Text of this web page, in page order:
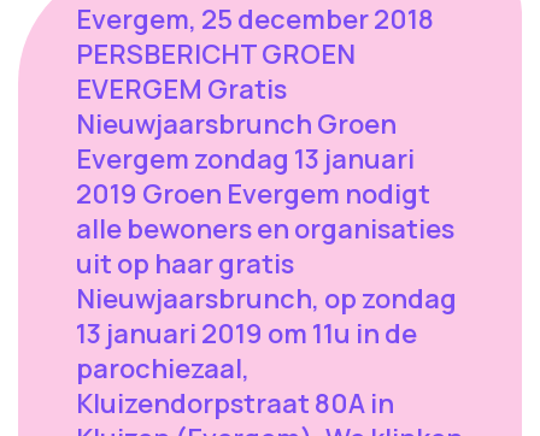
Evergem, 25 december 2018
PERSBERICHT GROEN
EVERGEM Gratis
Nieuwjaarsbrunch Groen
Evergem zondag 13 januari
2019 Groen Evergem nodigt
alle bewoners en organisaties
uit op haar gratis
Nieuwjaarsbrunch, op zondag
13 januari 2019 om 11u in de
parochiezaal,
Kluizendorpstraat 80A in